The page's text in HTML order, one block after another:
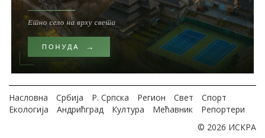
Насловна Србија Р. Српска Регион Свет
Спорт
Екологија
Андрићград Култура Мећавник
Репортери
© 2026 ИСКРА